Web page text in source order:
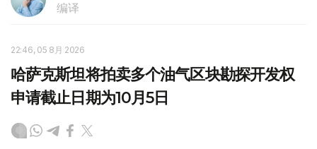
编译
22:46, 05 8月 2026
哈萨克斯坦将拍卖多个油气区块勘探开发权
申请截止日期为10月5日